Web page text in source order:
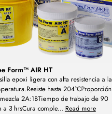
Form™ AIR HT
epoxi ligera con alta resistencia a la
hasta 204°CProporción
2A:1BTiempo de trabajo de 90
a 3 hrsCura comple... Read more